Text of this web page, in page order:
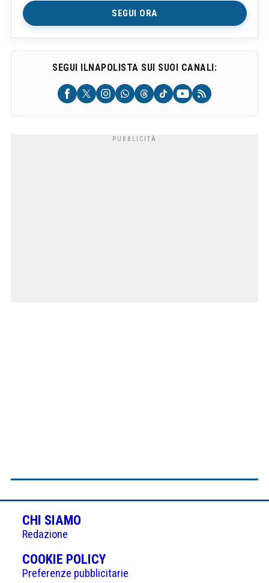
SEGUI ORA
SEGUI ILNAPOLISTA SUI SUOI CANALI:
CHI SIAMO
Redazione
COOKIE POLICY(APRE
IN
Preferenze pubblicitarie